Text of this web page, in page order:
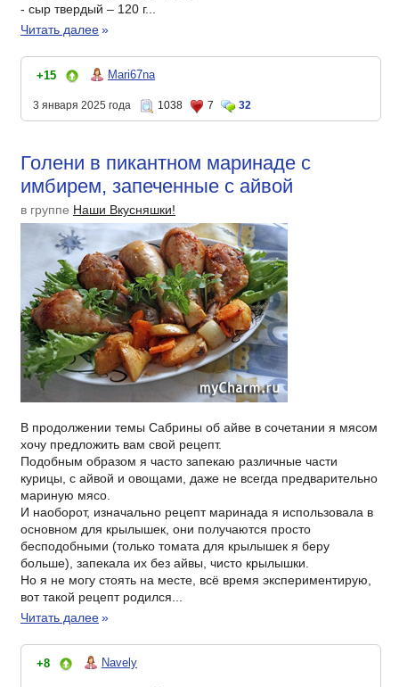
- сыр твердый – 120 г...
Читать далее»
+15 Mari67na
3 января 2025 года 1038 7 32
Голени в пикантном маринаде с
имбирем, запеченные с айвой
в группе Наши Вкусняшки!
В продолжении темы Сабрины об айве в сочетании я мясом
хочу предложить вам свой рецепт.
Подобным образом я часто запекаю различные части
курицы, с айвой и овощами, даже не всегда предварительно
мариную мясо.
И наоборот, изначально рецепт маринада я использовала в
основном для крылышек, они получаются просто
бесподобными (только томата для крылышек я беру
больше), запекала их без айвы, чисто крылышки.
Но я не могу стоять на месте, всё время экспериментирую,
вот такой рецепт родился...
Читать далее»
+8 Navely